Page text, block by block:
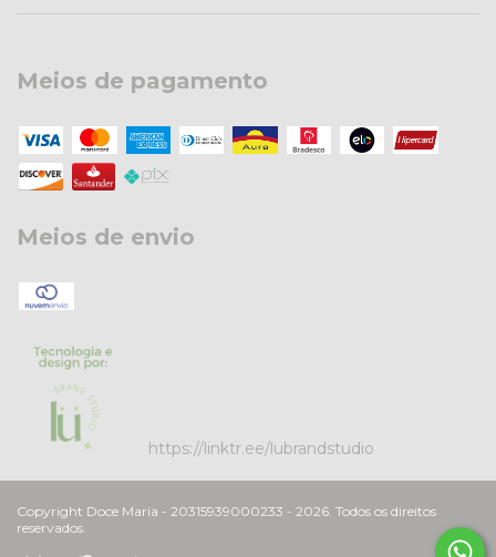
Meios de pagamento
Meios de envio
https://linktr.ee/lubrandstudio
Copyright Doce Maria - 20315939000233 - 2026. Todos os direitos
reservados.